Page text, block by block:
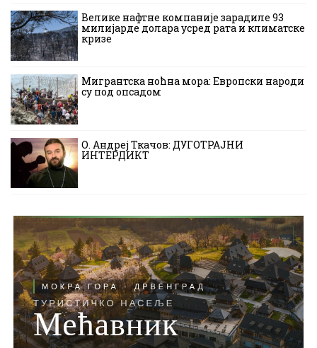
Велике нафтне компаније зарадиле 93
милијарде долара усред рата и климатске
кризе
Мигрантска ноћна мора: Европски народи
су под опсадом
О. Андреј Ткачов: ДУГОТРАЈНИ
ИНТЕРДИКТ